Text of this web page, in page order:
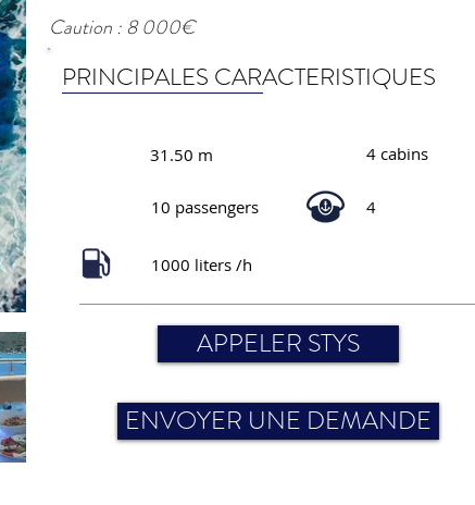
Caution : 8 000€
PRINCIPALES CARACTERISTIQUES
31.50 m 4 cabins
10 passengers 4
1000 liters /h
APPELER STYS
ENVOYER UNE DEMANDE